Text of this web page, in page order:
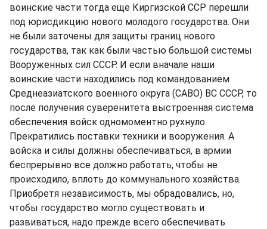
воинские части тогда еще Киргизской ССР перешли
под юрисдикцию нового молодого государства. Они
не были заточены для защиты границ нового
государства, так как были частью большой системы
Вооруженных сил СССР. И если вначале наши
воинские части находились под командованием
Среднеазиатского военного округа (САВО) ВС СССР, то
после получения суверенитета выстроенная система
обеспечения войск одномоментно рухнуло.
Прекратились поставки техники и вооружения. А
войска и силы должны обеспечиваться, в армии
беспрерывно все должно работать, чтобы не
происходило, вплоть до коммунального хозяйства.
Приобретя независимость, мы обрадовались, но,
чтобы государство могло существовать и
развиваться, надо прежде всего обеспечивать